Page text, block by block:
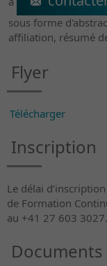
sous forme
affiliation, résumé
Flyer
Télécharger
Inscription
Le délai
de Formation
au +41 27 603 3027.
Documents